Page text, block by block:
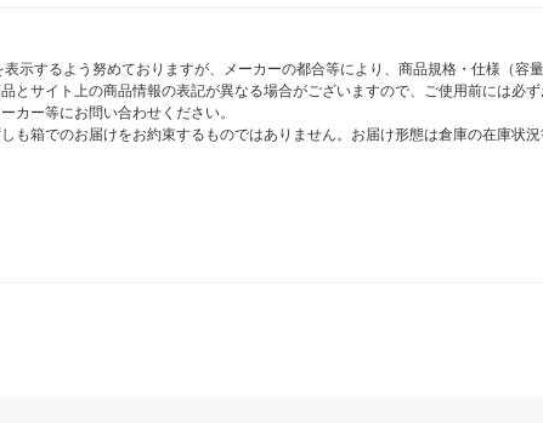
示するよう努めておりますが、メーカーの都合等により、商品規格・仕様（容
とサイト上の商品情報の表記が異なる場合がございますので、ご使用前には必
カー等にお問い合わせください。
も箱でのお届けをお約束するものではありません。お届け形態は倉庫の在庫状